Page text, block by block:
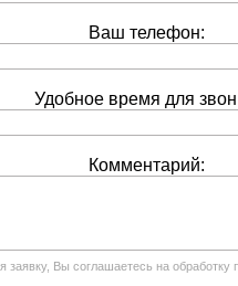
Ваш телефон:
Удобное время для
Комментарий:
заявку, Вы соглашаетесь на обработку